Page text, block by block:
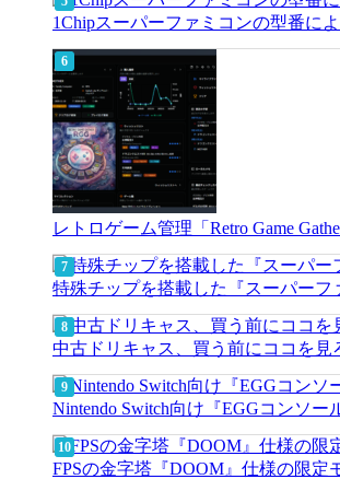
1Chipスーパーファミコンの型番に
レトロゲーム管理「Retro Game
特殊チップを搭載した『スーパー
中古ドリキャス、買う前にココを
Nintendo Switch向け『EGGコンソー
FPSの金字塔『DOOM』仕様の限定